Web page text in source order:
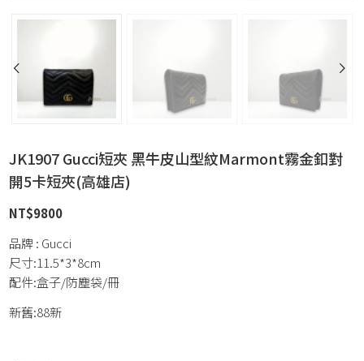
JK1907 Gucci短夾 黑牛皮山型紋Marmont霧金釦對
開5卡短夾(高雄店)
NT$9800
品牌 : Gucci
尺寸:11.5*3*8cm
配件:盒子/防塵袋/冊
新舊:88新